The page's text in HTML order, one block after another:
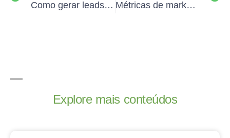
Como gerar leads com maior velocidade e precisão Métricas de marketing digital: saiba como usá-las.
Explore mais conteúdos